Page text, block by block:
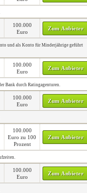
100.000
Euro
Zum Anbieter
und als Konto für Minderjährige geführt
100.000
Euro
Zum Anbieter
Bank durch Ratingagenturen.
100.000
Euro
Zum Anbieter
100.000
Euro zu 100
Prozent
Zum Anbieter
100.000
Euro
Zum Anbieter